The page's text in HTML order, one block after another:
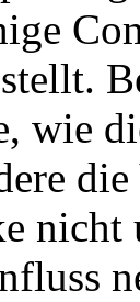
wie
nicht